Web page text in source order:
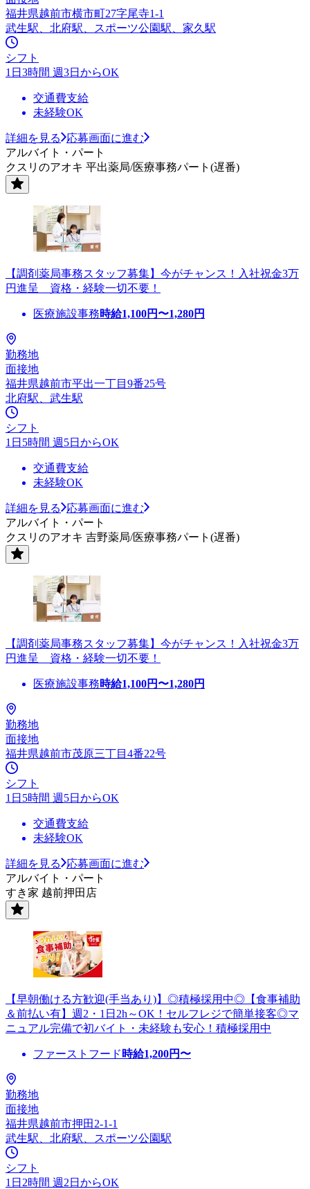
福井県越前市横市町27字尾寺1-1
武生駅、北府駅、スポーツ公園駅、家久駅
シフト
1日3時間 週3日からOK
交通費支給
未経験OK
詳細を見る
応募画面に進む
アルバイト・パート
クスリのアオキ 平出薬局/医療事務パート(遅番)
【調剤薬局事務スタッフ募集】今がチャンス！入社祝金3万
円進呈 資格・経験一切不要！
医療施設事務時給1,100円〜1,280円
勤務地
面接地
福井県越前市平出一丁目9番25号
北府駅、武生駅
シフト
1日5時間 週5日からOK
交通費支給
未経験OK
詳細を見る
応募画面に進む
アルバイト・パート
クスリのアオキ 吉野薬局/医療事務パート(遅番)
【調剤薬局事務スタッフ募集】今がチャンス！入社祝金3万
円進呈 資格・経験一切不要！
医療施設事務時給1,100円〜1,280円
勤務地
面接地
福井県越前市茂原三丁目4番22号
シフト
1日5時間 週5日からOK
交通費支給
未経験OK
詳細を見る
応募画面に進む
アルバイト・パート
すき家 越前押田店
【早朝働ける方歓迎(手当あり)】◎積極採用中◎【食事補助
＆前払い有】週2・1日2h～OK！セルフレジで簡単接客◎マ
ニュアル完備で初バイト・未経験も安心！積極採用中
ファーストフード 時給1,200円〜
勤務地
面接地
福井県越前市押田2-1-1
武生駅、北府駅、スポーツ公園駅
シフト
1日2時間 週2日からOK